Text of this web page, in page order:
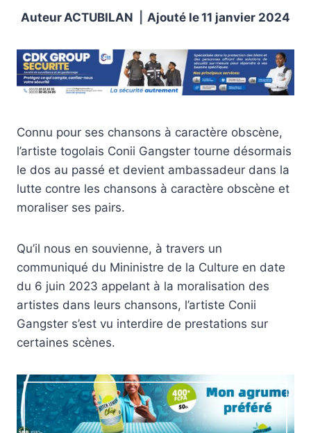
Auteur ACTUBILAN Ajouté le11 janvier 2024
Connu pour ses chansons à caractère obscène,
l’artiste togolais Conii Gangster tourne désormais
le dos au passé et devient ambassadeur dans la
lutte contre les chansons à caractère obscène et
moraliser ses pairs.
Qu’il nous en souvienne, à travers un
communiqué du Mininistre de la Culture en date
du 6 juin 2023 appelant à la moralisation des
artistes dans leurs chansons, l’artiste Conii
Gangster s’est vu interdire de prestations sur
certaines scènes.